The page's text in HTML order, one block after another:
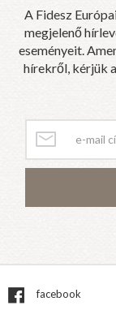
A Fidesz
megjelenő
eseményeit.
hírekről, kérjük
facebook